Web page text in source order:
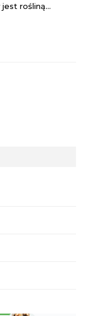
rośliną...